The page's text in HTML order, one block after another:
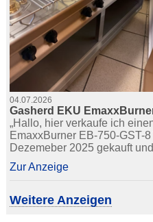
04.07.2026
Gasherd EKU
„Hallo, hier verkaufe ich
EmaxxBurner EB-750-GST-
Dezemeber 2025 gekauft
Zur Anzeige
Weitere Anzeigen